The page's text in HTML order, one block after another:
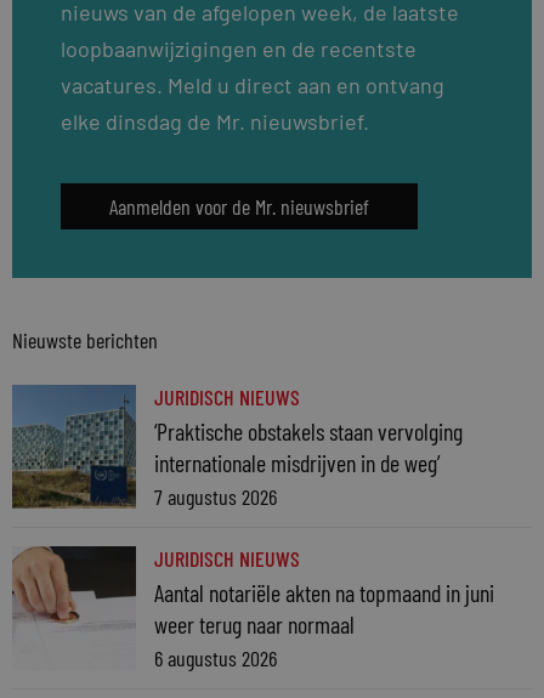
nieuws van de afgelopen week, de laatste
loopbaanwijzigingen en de recentste
vacatures. Meld u direct aan en ontvang
elke dinsdag de Mr. nieuwsbrief.
Aanmelden voor de Mr. nieuwsbrief
Nieuwste berichten
JURIDISCH NIEUWS
‘Praktische obstakels staan vervolging
internationale misdrijven in de weg’
7 augustus 2026
JURIDISCH NIEUWS
Aantal notariële akten na topmaand in juni
weer terug naar normaal
6 augustus 2026